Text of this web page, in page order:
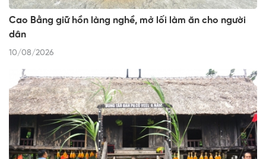
Cao Bằng giữ hồn làng nghề, mở lối làm ăn cho người
dân
10/08/2026